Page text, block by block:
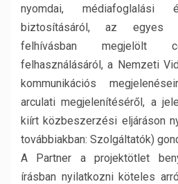
nyomdai,
biztosításáról, az egyes
felhívásban megjelölt
felhasználásáról, a Nemzeti
kommunikációs
arculati megjelenítéséről, a
kiírt közbeszerzési eljáráson
továbbiakban: Szolgáltatók)
A Partner a projektötlet
írásban nyilatkozni köteles